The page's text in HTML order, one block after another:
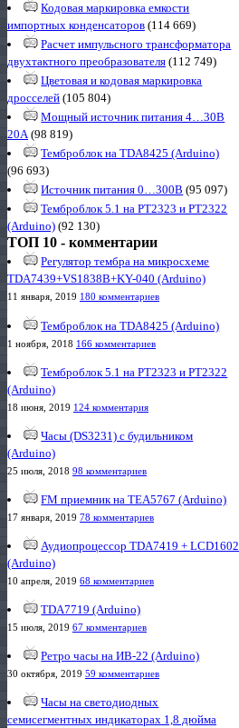
Кодовая маркировка емкости
импортных конденсаторов (114 669)
Расчет импульсного трансформатора
двухтактного преобразователя (112 749)
Цветовая и кодовая маркировка
дросселей (105 804)
Мощный источник питания 4…30В
20А(98 819)
Темброблок на TDA8425 (Arduino)
(96 693)
Источник питания 0…300В (95 097)
Темброблок 5.1 на PT2323 и PT2322
(Arduino) (92 130)
ТОП 10 - комментарии
Регулятор тембра на микросхеме
TDA7439+VS1838B+KY-040 (Arduino)
11 января, 2019 180 комментариев
Темброблок на TDA8425 (Arduino)
1 ноября, 2018 166 комментариев
Темброблок 5.1 на PT2323 и PT2322
(Arduino)
18 июня, 2019 124 комментария
Часы (DS3231) с будильником
(Arduino)
25 июля, 2018 98 комментариев
FM приемник на TEA5767 (Arduino)
17 января, 2019 78 комментариев
Аудиопроцессор TDA7419 + LCD1602
(Arduino)
10 апреля, 2019 68 комментариев
TDA7719 (Arduino)
15 июля, 2019 67 комментариев
Ретро часы на ИВ-22 (Arduino)
30 октября, 2019 59 комментариев
Часы на светодиодных
семисегментных индикаторах 1,8 дюйма